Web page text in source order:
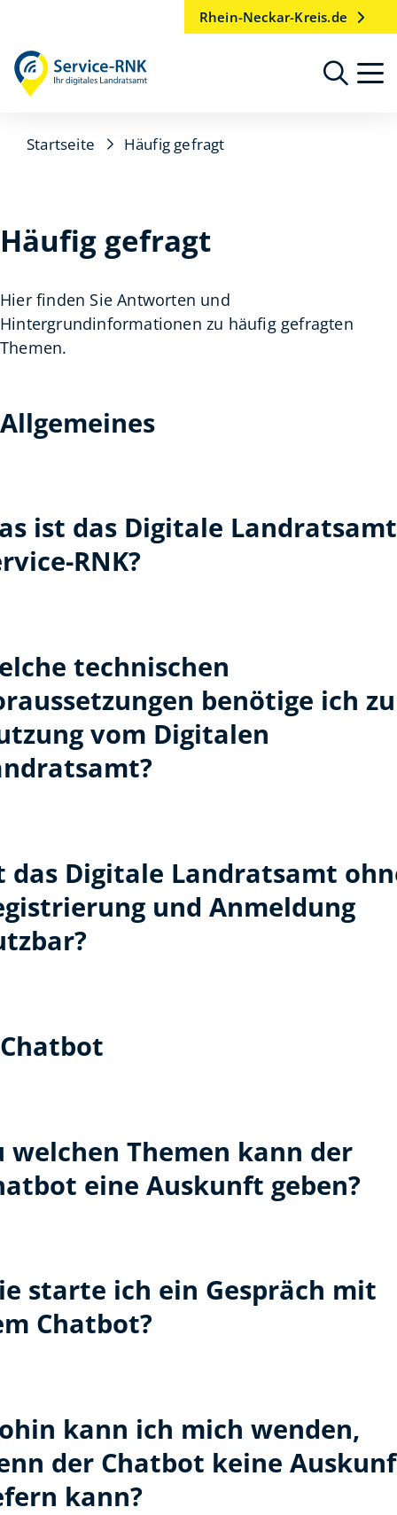
Rhein-Neckar-Kreis.de
Startseite Häufig gefragt
Häufig gefragt
Hier finden Sie Antworten und
Hintergrundinformationen zu häufig gefragten
Themen.
Allgemeines
ist das Digitale
RNK?
technischen
benötige ich
vom Digitalen
das Digitale Landratsamt
und Anmeldung
Chatbot
welchen Themen kann der
eine Auskunft geben?
starte ich ein Gespräch mit
Chatbot?
kann ich mich wenden,
der Chatbot keine
kann?